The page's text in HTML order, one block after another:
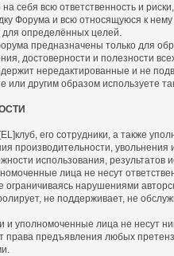
себя всю ответственность и
Форума и всю относящуюся к
для определённых целей.
предназначены только для
достоверности и полезности
нередактированные и не
другим образом используете
его сотрудники, а также
производительности,
использования,
лица не несут
нарушениями
не поддерживает, не
и уполномоченные лица не несут
предъявления любых